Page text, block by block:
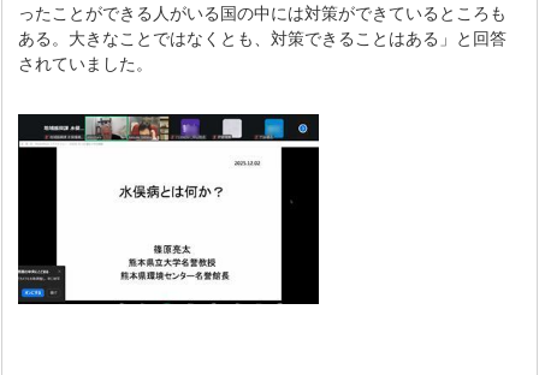
ったことができる人がいる国の中には対策ができているところも
ある。大きなことではなくとも、対策できることはある」と回答
されていました。